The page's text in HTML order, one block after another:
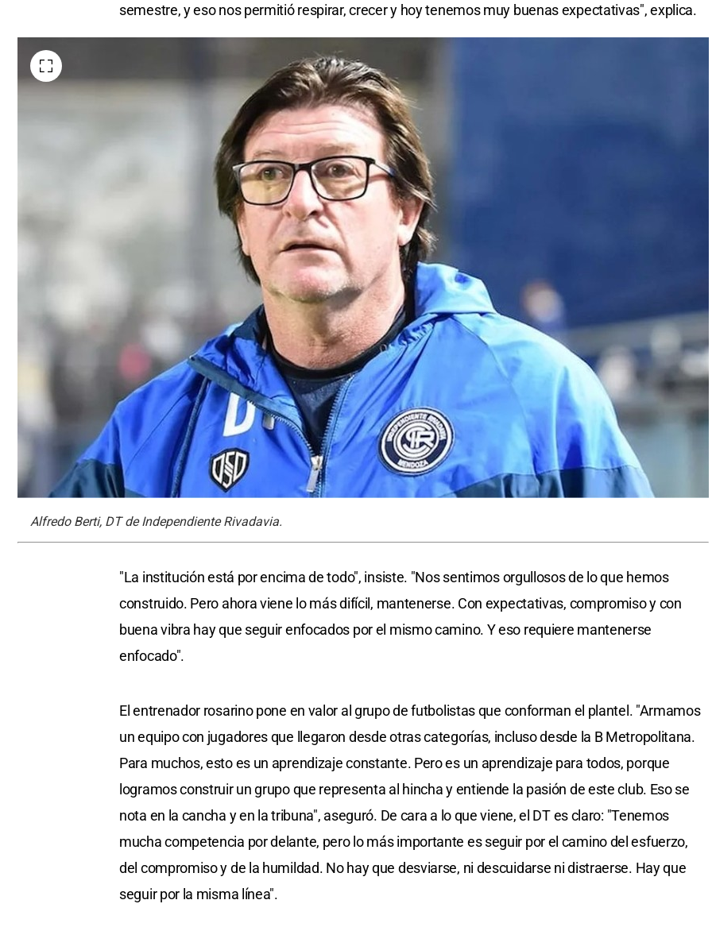
semestre, y eso nos permitió respirar, crecer y hoy tenemos muy buenas expectativas", explica.
Alfredo Berti, DT de Independiente Rivadavia.
"La institución está por encima de todo", insiste. "Nos sentimos orgullosos de lo que hemos
construido. Pero ahora viene lo más difícil, mantenerse. Con expectativas, compromiso y con
buena vibra hay que seguir enfocados por el mismo camino. Y eso requiere mantenerse
enfocado".
El entrenador rosarino pone en valor al grupo de futbolistas que conforman el plantel. "Armamos
un equipo con jugadores que llegaron desde otras categorías, incluso desde la B Metropolitana.
Para muchos, esto es un aprendizaje constante. Pero es un aprendizaje para todos, porque
logramos construir un grupo que representa al hincha y entiende la pasión de este club. Eso se
nota en la cancha y en la tribuna", aseguró. De cara a lo que viene, el DT es claro: "Tenemos
mucha competencia por delante, pero lo más importante es seguir por el camino del esfuerzo,
del compromiso y de la humildad. No hay que desviarse, ni descuidarse ni distraerse. Hay que
seguir por la misma línea".